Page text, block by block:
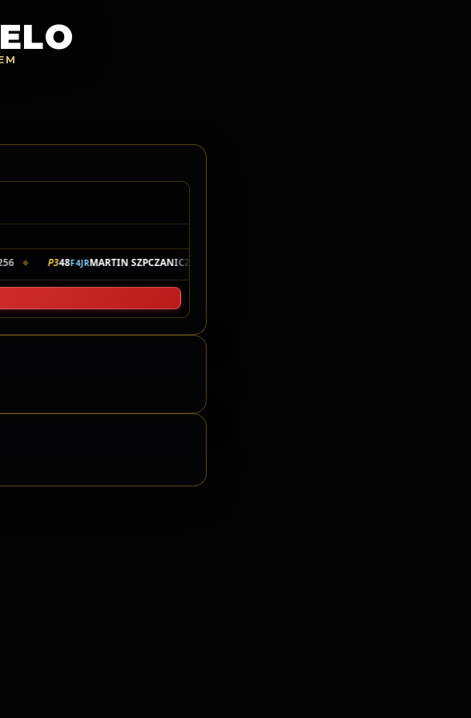
◆ P348F4JRMARTIN SZPCZANICZ17V · 1:01.523